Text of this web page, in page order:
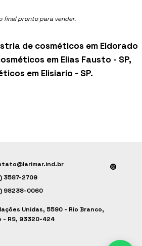
final pronto para vender.
de cosméticos em Eldorado
em Elias Fausto - SP,
em Elisiario - SP.
3587-2709
98238-0060
Unidas, 5590 - Rio Branco,
- RS, 93320-424